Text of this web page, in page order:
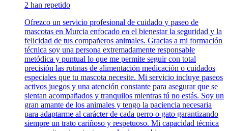
2 han repetido
Ofrezco un servicio profesional de cuidado y paseo de
mascotas en Murcia enfocado en el bienestar la seguridad y la
felicidad de tus compañeros animales. Gracias a mi formación
técnica soy una persona extremadamente responsable
metódica y puntual lo que me permite seguir con total
precisión las rutinas de alimentación medicación o cuidados
especiales que tu mascota necesite. Mi servicio incluye paseos
activos juegos y una atención constante para asegurar que se
sientan acompañados y tranquilos mientras tú no estás. Soy un
gran amante de los animales y tengo la paciencia necesaria
para adaptarme al carácter de cada perro o gato garantizando
siempre un trato cariñoso y respetuoso. Mi capacidad técnica